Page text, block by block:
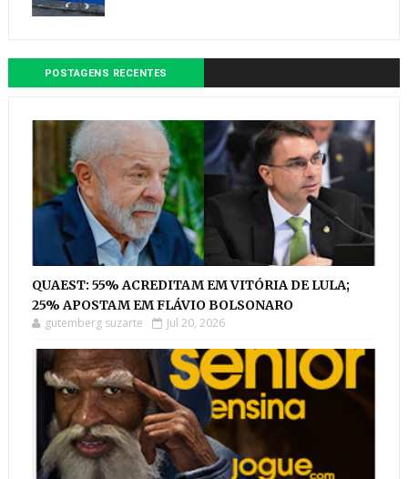
POSTAGENS RECENTES
QUAEST: 55% ACREDITAM EM VITÓRIA DE LULA;
25% APOSTAM EM FLÁVIO BOLSONARO
gutemberg suzarte Jul 20, 2026